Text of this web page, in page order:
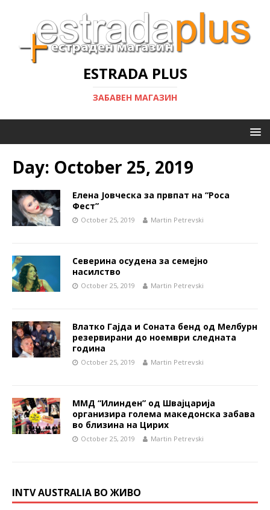
ESTRADA PLUS
ЗАБАВЕН МАГАЗИН
Day: October 25, 2019
Елена Јовческа за првпат на “Роса
Фест”
October 25, 2019 Martin Petrevski
Северина осудена за семејно
насилство
October 25, 2019 Martin Petrevski
Влатко Гајда и Соната бенд од Мелбурн
резервирани до ноември следната
година
October 25, 2019 Martin Petrevski
ММД “Илинден” од Швајцарија
организира голема македонска забава
во близина на Цирих
October 25, 2019 Martin Petrevski
INTV AUSTRALIA ВО ЖИВО